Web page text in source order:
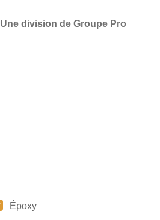
Une division de Groupe Pro
Époxy